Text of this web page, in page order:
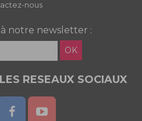
nous
notre newsletter :
OK
RESEAUX SOCIAUX